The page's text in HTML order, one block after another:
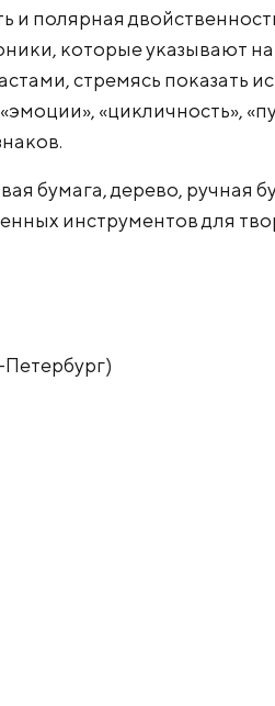
полярная
которые указывают
стремясь показать
«цикличность»,
бумага, дерево, ручная
инструментов для